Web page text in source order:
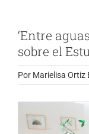
‘Entre
sobre el
Por Marielisa Ortiz